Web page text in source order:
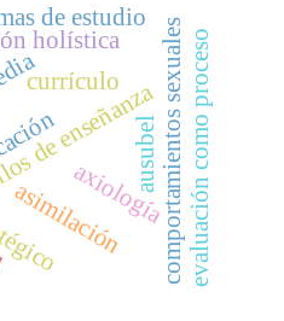
currículo
axiologíacomportamientos sexuales
holística
de estudio
evaluación como proceso
de enseñanza
asimilación
ausubel